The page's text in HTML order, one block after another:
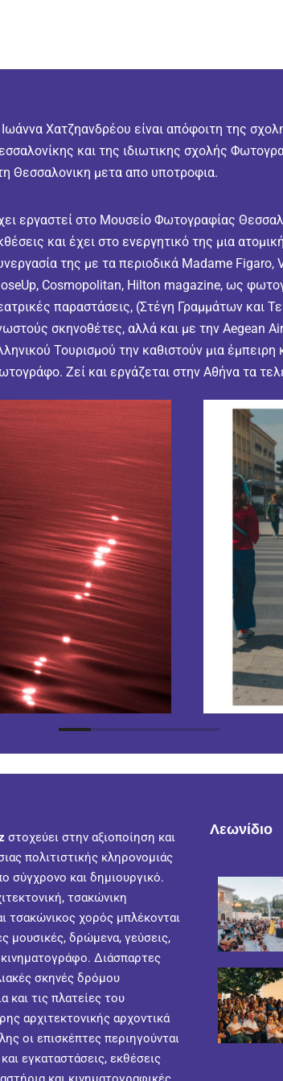
Χατζηανδρέου είναι απόφοιτη της
και της ιδιωτικης σχολής
Θεσσαλονικη μετα απο υποτροφια.
εργαστεί στο Μουσείο Φωτογραφίας
και έχει στο ενεργητικό της μια
της με τα περιοδικά Madame
Cosmopolitan, Hilton magazine, ως
παραστάσεις, (Στέγη Γραμμάτων και
σκηνοθέτες, αλλά και με την Aegean
Τουρισμού την καθιστούν μια
Ζεί και εργάζεται στην Αθήνα τα
στοχεύει στην αξιοποίηση και
πολιτιστικής κληρονομιάς
σύγχρονο και δημιουργικό.
τσακώνικη
τσακώνικος χορός μπλέκονται
μουσικές, δρώμενα, γεύσεις,
Διάσπαρτες
σκηνές δρόμου
και τις πλατείες του
αρχιτεκτονικής αρχοντικά
οι επισκέπτες περιηγούνται
εγκαταστάσεις, εκθέσεις
Λεωνίδιο